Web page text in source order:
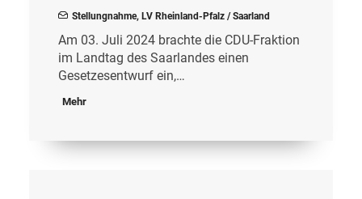
Stellungnahme, LV Rheinland-Pfalz / Saarland
Am 03. Juli 2024 brachte die CDU-Fraktion
im Landtag des Saarlandes einen
Gesetzesentwurf ein,…
Mehr